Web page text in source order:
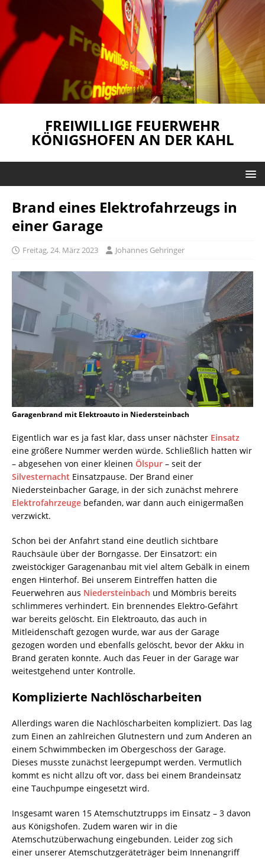
FREIWILLIGE FEUERWEHR
KÖNIGSHOFEN AN DER KAHL
Brand eines Elektrofahrzeugs in
einer Garage
Freitag, 24. März 2023 Johannes Gehringer
Garagenbrand mit Elektroauto in Niedersteinbach
Eigentlich war es ja fast klar, dass unser nächster Einsatz
eine größere Nummer werden würde. Schließlich hatten wir
– abgesehen von einer kleinen Ölspur – seit der
Silvesternacht Einsatzpause. Der Brand einer
Niedersteinbacher Garage, in der sich zunächst mehrere
Elektrofahrzeuge befanden, war dann auch einigermaßen
verzwickt.
Schon bei der Anfahrt stand eine deutlich sichtbare
Rauchsäule über der Borngasse. Der Einsatzort: ein
zweistöckiger Garagenanbau mit viel altem Gebälk in einem
engen Hinterhof. Bei unserem Eintreffen hatten die
Feuerwehren aus Niedersteinbach und Mömbris bereits
schlimmeres verhindert. Ein brennendes Elektro-Gefährt
war bereits gelöscht. Ein Elektroauto, das auch in
Mitleidenschaft gezogen wurde, war aus der Garage
gezogen worden und ebenfalls gelöscht, bevor der Akku in
Brand geraten konnte. Auch das Feuer in der Garage war
weitestgehend unter Kontrolle.
Komplizierte Nachlöscharbeiten
Allerdings waren die Nachlöscharbeiten kompliziert. Das lag
zum Einen an zahlreichen Glutnestern und zum Anderen an
einem Schwimmbecken im Obergeschoss der Garage.
Dieses musste zunächst leergepumpt werden. Vermutlich
kommt es nicht allzu oft vor, dass bei einem Brandeinsatz
eine Tauchpumpe eingesetzt wird.
Insgesamt waren 15 Atemschutztrupps im Einsatz – 3 davon
aus Königshofen. Zudem waren wir in die
Atemschutzüberwachung eingebunden. Leider zog sich
einer unserer Atemschutzgeräteträger beim Innenangriff